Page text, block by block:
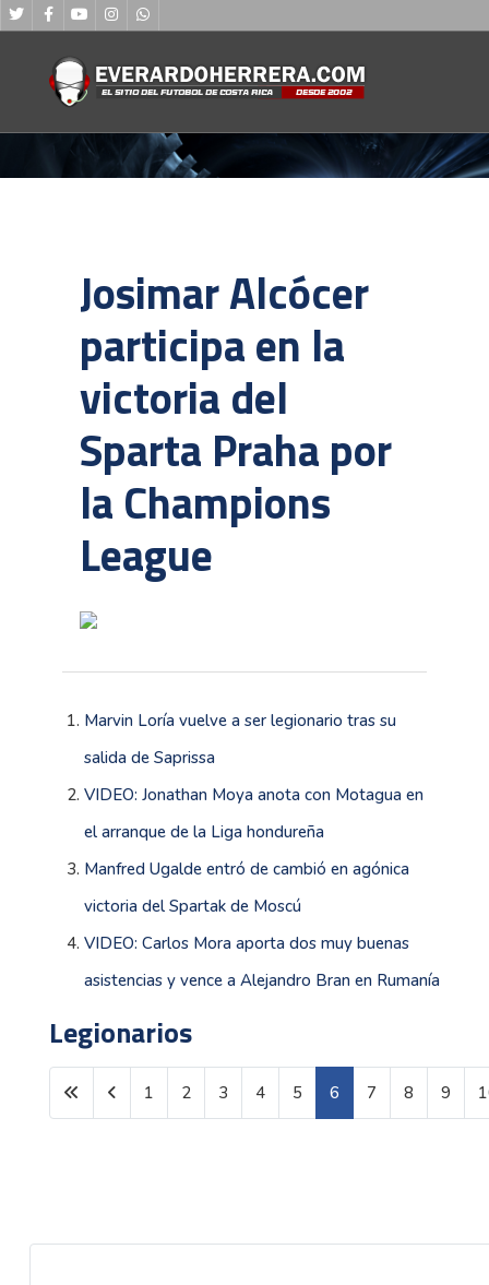
Josimar Alcócer
participa en la
victoria del
Sparta Praha por
la Champions
League
Marvin Loría vuelve a ser legionario tras su
salida de Saprissa
VIDEO: Jonathan Moya anota con Motagua en
el arranque de la Liga hondureña
Manfred Ugalde entró de cambió en agónica
victoria del Spartak de Moscú
VIDEO: Carlos Mora aporta dos muy buenas
asistencias y vence a Alejandro Bran en Rumanía
Legionarios
Página 6 de 1601
1 2 3 4 5 6 7 8 9